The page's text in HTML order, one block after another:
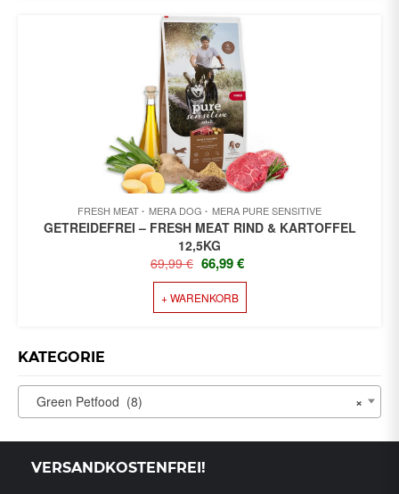
FRESH MEAT MERA DOG MERA PURE SENSITIVE
GETREIDEFREI – FRESH MEAT RIND & KARTOFFEL
12,5KG
69,99€ URSPRÜNGLICHER
PREIS
WAR:
69,99 €
66,99€
+ WARENKORB
KATEGORIE
×
Green Petfood (8)
VERSANDKOSTENFREI!